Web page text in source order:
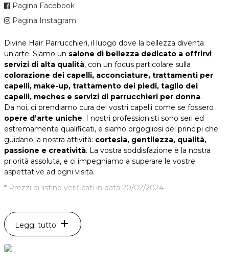
Pagina Facebook
Pagina Instagram
Divine Hair Parrucchieri, il luogo dove la bellezza diventa
un'arte. Siamo un salone di bellezza dedicato a offrirvi
servizi di alta qualità, con un focus particolare sulla
colorazione dei capelli, acconciature, trattamenti per
capelli, make-up, trattamento dei piedi, taglio dei
capelli, meches e servizi di parrucchieri per donna.
Da noi, ci prendiamo cura dei vostri capelli come se fossero
opere d’arte uniche. I nostri professionisti sono seri ed
estremamente qualificati, e siamo orgogliosi dei principi che
guidano la nostra attività: cortesia, gentilezza, qualità,
passione e creatività. La vostra soddisfazione è la nostra
priorità assoluta, e ci impegniamo a superare le vostre
aspettative ad ogni visita.
* Prezzi di listino verificati in data 20/02/2024
Dal Lunedì al Sabato: 09.00 – 17.00
DIVINE HAIR PARRUCCHIERI
33170 Pordenone
Leggi tutto add